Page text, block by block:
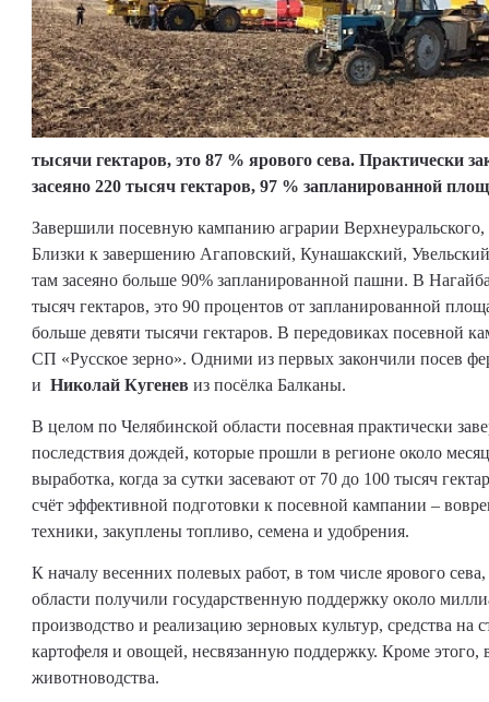
тысячи гектаров, это 87 % ярового сева. Практически
засеяно 220 тысяч гектаров, 97 % запланированной
Завершили посевную кампанию аграрии
Близки к завершению Агаповский, Кунашакский,
там засеяно больше 90% запланированной пашни. В
тысяч гектаров, это 90 процентов от запланированной
больше девяти тысячи гектаров. В передовиках посевной
СП «Русское зерно». Одними из первых закончили посев
и Николай Кугенев из посёлка Балканы.
В целом по Челябинской области посевная практически
последствия дождей, которые прошли в регионе около
выработка, когда за сутки засевают от 70 до 100 тысяч
счёт эффективной подготовки к посевной кампании –
техники, закуплены топливо, семена и удобрения.
К началу весенних полевых работ, в том числе ярового
области получили государственную поддержку около
производство и реализацию зерновых культур, средства на
картофеля и овощей, несвязанную поддержку. Кроме
животноводства.